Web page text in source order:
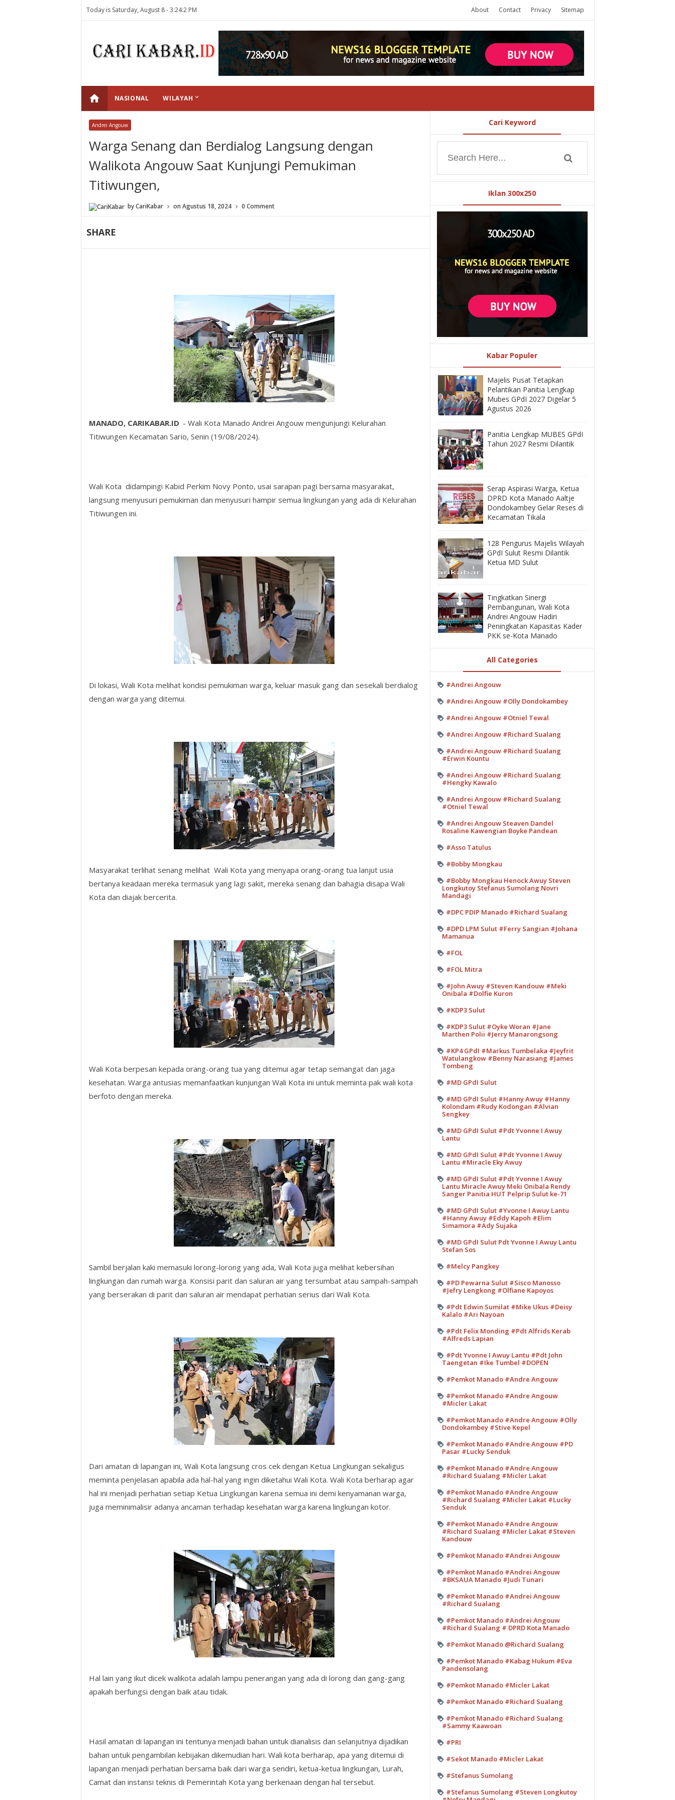
Today is Saturday, August 8 -3:24:2 PM About Contact Privacy Sitemap
home NASIONAL WILAYAH keyboard_arrow_down
Andrei Angouw
Warga Senang dan Berdialog Langsung dengan
Walikota Angouw Saat Kunjungi Pemukiman
Titiwungen,
byCariKabar on Agustus 18, 2024 0 Comment
SHARE
MANADO, CARIKABAR.ID - Wali Kota Manado Andrei Angouw mengunjungi Kelurahan
Titiwungen Kecamatan Sario, Senin (19/08/2024).
Wali Kota didampingi Kabid Perkim Novy Ponto, usai sarapan pagi bersama masyarakat,
langsung menyusuri pemukiman dan menyusuri hampir semua lingkungan yang ada di Kelurahan
Titiwungen ini.
Di lokasi, Wali Kota melihat kondisi pemukiman warga, keluar masuk gang dan sesekali berdialog
dengan warga yang ditemui.
Masyarakat terlihat senang melihat Wali Kota yang menyapa orang-orang tua lanjut usia
bertanya keadaan mereka termasuk yang lagi sakit, mereka senang dan bahagia disapa Wali
Kota dan diajak bercerita.
Wali Kota berpesan kepada orang-orang tua yang ditemui agar tetap semangat dan jaga
kesehatan. Warga antusias memanfaatkan kunjungan Wali Kota ini untuk meminta pak wali kota
berfoto dengan mereka.
Sambil berjalan kaki memasuki lorong-lorong yang ada, Wali Kota juga melihat kebersihan
lingkungan dan rumah warga. Konsisi parit dan saluran air yang tersumbat atau sampah-sampah
yang berserakan di parit dan saluran air mendapat perhatian serius dari Wali Kota.
Dari amatan di lapangan ini, Wali Kota langsung cros cek dengan Ketua Lingkungan sekaligus
meminta penjelasan apabila ada hal-hal yang ingin diketahui Wali Kota. Wali Kota berharap agar
hal ini menjadi perhatian setiap Ketua Lingkungan karena semua ini demi kenyamanan warga,
juga meminimalisir adanya ancaman terhadap kesehatan warga karena lingkungan kotor.
Hal lain yang ikut dicek walikota adalah lampu penerangan yang ada di lorong dan gang-gang
apakah berfungsi dengan baik atau tidak.
Hasil amatan di lapangan ini tentunya menjadi bahan untuk dianalisis dan selanjutnya dijadikan
bahan untuk pengambilan kebijakan dikemudian hari. Wali kota berharap, apa yang ditemui di
lapangan menjadi perhatian bersama baik dari warga sendiri, ketua-ketua lingkungan, Lurah,
Camat dan instansi teknis di Pemerintah Kota yang berkenaan dengan hal tersebut.
Cari Keyword
Iklan 300x250
Kabar Populer
Majelis Pusat Tetapkan
Pelantikan Panitia Lengkap
Mubes GPdI 2027 Digelar 5
Agustus 2026
Panitia Lengkap MUBES GPdI
Tahun 2027 Resmi Dilantik
‎Serap Aspirasi Warga, Ketua
DPRD Kota Manado Aaltje
Dondokambey Gelar Reses di
Kecamatan Tikala ‎
128 Pengurus Majelis Wilayah
GPdI Sulut Resmi Dilantik
Ketua MD Sulut
‎Tingkatkan Sinergi
Pembangunan, Wali Kota
Andrei Angouw Hadiri
Peningkatan Kapasitas Kader
PKK se-Kota Manado
All Categories
#Andrei Angouw
#Andrei Angouw #Olly Dondokambey
#Andrei Angouw #Otniel Tewal
#Andrei Angouw #Richard Sualang
#Andrei Angouw #Richard Sualang
#Erwin Kountu
#Andrei Angouw #Richard Sualang
#Hengky Kawalo
#Andrei Angouw #Richard Sualang
#Otniel Tewal
#Andrei Angouw Steaven Dandel
Rosaline Kawengian Boyke Pandean
#Asso Tatulus
#Bobby Mongkau
#Bobby Mongkau Henock Awuy Steven
Longkutoy Stefanus Sumolang Novri
Mandagi
#DPC PDIP Manado #Richard Sualang
#DPD LPM Sulut #Ferry Sangian #Johana
Mamanua
#FOL
#FOL Mitra
#John Awuy #Steven Kandouw #Meki
Onibala #Dolfie Kuron
#KDP3 Sulut
#KDP3 Sulut #Oyke Woran #Jane
Marthen Polii #Jerry Manarongsong
#KP4 GPdI #Markus Tumbelaka #Jeyfrit
Watulangkow #Benny Narasiang #James
Tombeng
#MD GPdI Sulut
#MD GPdI Sulut #Hanny Awuy #Hanny
Kolondam #Rudy Kodongan #Alvian
Sengkey
#MD GPdI Sulut #Pdt Yvonne I Awuy
Lantu
#MD GPdI Sulut #Pdt Yvonne I Awuy
Lantu #Miracle Eky Awuy
#MD GPdI Sulut #Pdt Yvonne I Awuy
Lantu Miracle Awuy Meki Onibala Rendy
Sanger Panitia HUT Pelprip Sulut ke-71
#MD GPdI Sulut #Yvonne I Awuy Lantu
#Hanny Awuy #Eddy Kapoh #Elim
Simamora #Ady Sujaka
#MD GPdI Sulut Pdt Yvonne I Awuy Lantu
Stefan Sos
#Melcy Pangkey
#PD Pewarna Sulut #Sisco Manosso
#Jefry Lengkong #Olfiane Kapoyos
#Pdt Edwin Sumilat #Mike Ukus #Deisy
Kalalo #Ari Nayoan
#Pdt Felix Monding #Pdt Alfrids Kerab
#Alfreds Lapian
#Pdt Yvonne I Awuy Lantu #Pdt John
Taengetan #Ike Tumbel #DOPEN
#Pemkot Manado #Andre Angouw
#Pemkot Manado #Andre Angouw
#Micler Lakat
#Pemkot Manado #Andre Angouw #Olly
Dondokambey #Stive Kepel
#Pemkot Manado #Andre Angouw #PD
Pasar #Lucky Senduk
#Pemkot Manado #Andre Angouw
#Richard Sualang #Micler Lakat
#Pemkot Manado #Andre Angouw
#Richard Sualang #Micler Lakat #Lucky
Senduk
#Pemkot Manado #Andre Angouw
#Richard Sualang #Micler Lakat #Steven
Kandouw
#Pemkot Manado #Andrei Angouw
#Pemkot Manado #Andrei Angouw
#BKSAUA Manado #Judi Tunari
#Pemkot Manado #Andrei Angouw
#Richard Sualang
#Pemkot Manado #Andrei Angouw
#Richard Sualang # DPRD Kota Manado
#Pemkot Manado @Richard Sualang
#Pemkot Manado #Kabag Hukum #Eva
Pandensolang
#Pemkot Manado #Micler Lakat
#Pemkot Manado #Richard Sualang
#Pemkot Manado #Richard Sualang
#Sammy Kaawoan
#PRI
#Sekot Manado #Micler Lakat
#Stefanus Sumolang
#Stefanus Sumolang #Steven Longkutoy